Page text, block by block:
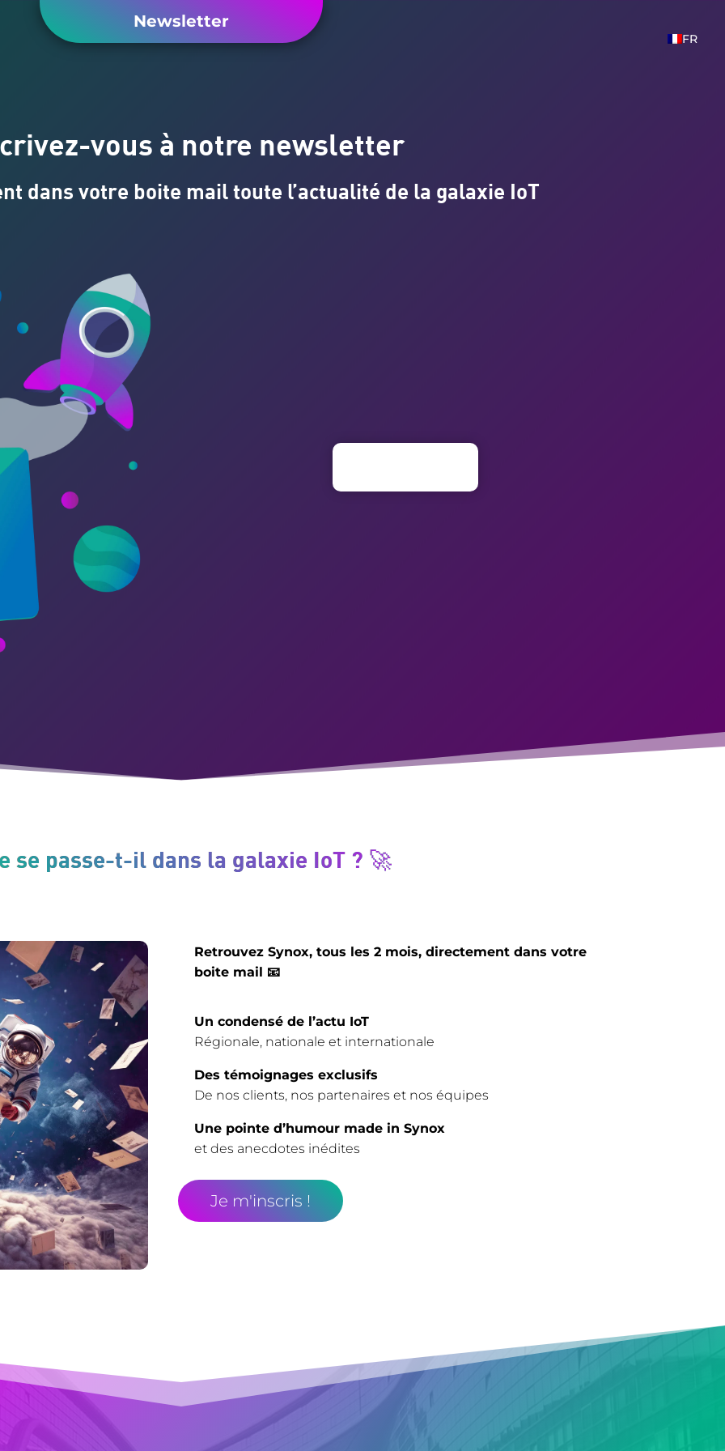
FR
Newsletter
vous à notre newsletter
dans votre boite mail toute l’actualité de la galaxie IoT
se passe-t-il dans la galaxie IoT ? 🚀
Retrouvez Synox, tous les 2 mois, directement dans votre
boite mail 📧
Un condensé de l’actu IoT
Régionale, nationale et internationale
Des témoignages exclusifs
De nos clients, nos partenaires et nos équipes
Une pointe d’humour made in Synox
et des anecdotes inédites
Je m'inscris !